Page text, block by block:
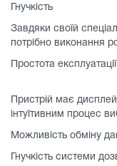
Гнучкість
Завдяки своїй
потрібно виконання
Простота експлуатації
Пристрій має
інтуїтивним процес
Можливість обміну
Гнучкість системи